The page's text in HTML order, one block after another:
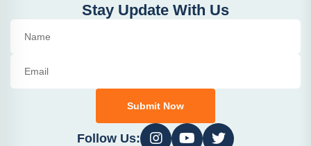
Stay Update With Us
Submit Now
Follow Us: